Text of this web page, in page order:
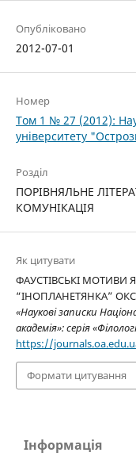
Опубліковано
2012-07-01
Номер
Том 1 № 27 (2012):
університету
Розділ
ПОРІВНЯЛЬНЕ
КОМУНІКАЦІЯ
Як цитувати
ФАУСТІВСЬКІ МОТИВИ
“ІНОПЛАНЕТЯНКА”
«Наукові записки
академія»: серія
https://
Формати цитування
Інформація